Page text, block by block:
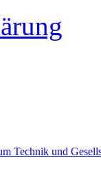
Technik und